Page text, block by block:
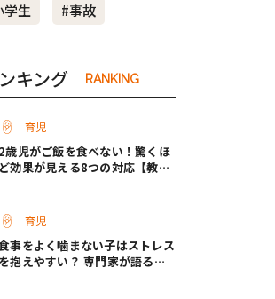
学生 #事故
キング RANKING
育児
2歳児がご飯を食べない！驚くほ
ど効果が見える8つの対応【教え
育児
事をよく噛まない子はストレス
を抱えやすい？ 専門家が語る、